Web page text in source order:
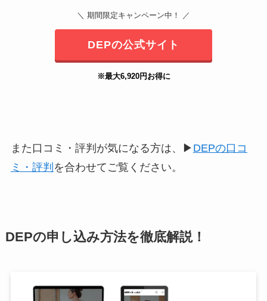
＼ 期間限定キャンペーン中！ ／
DEPの公式サイト
※最大6,920円お得に
また口コミ・評判が気になる方は、▶︎ DEPの口コ
ミ・評判 を合わせてご覧ください。
DEPの申し込み方法を徹底解説！